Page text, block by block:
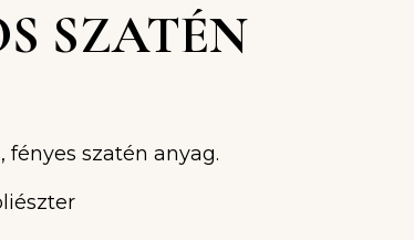
SZATÉN
fényes szatén anyag.